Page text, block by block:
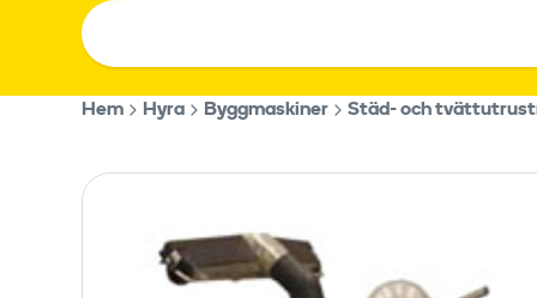
Hem Hyra Byggmaskiner Städ- och